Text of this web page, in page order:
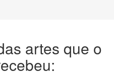
artes que o